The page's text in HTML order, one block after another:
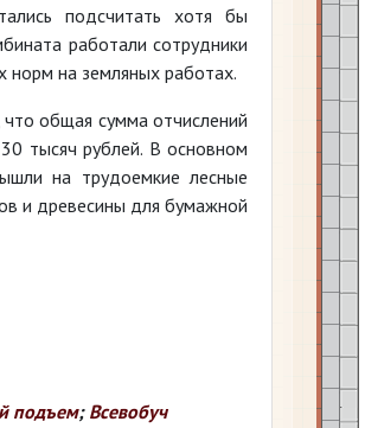
подсчитать хотя бы
работали сотрудники
норм на земляных работах.
что общая сумма отчислений
тысяч рублей. В основном
на трудоемкие лесные
и древесины для бумажной
подъем; Всевобуч